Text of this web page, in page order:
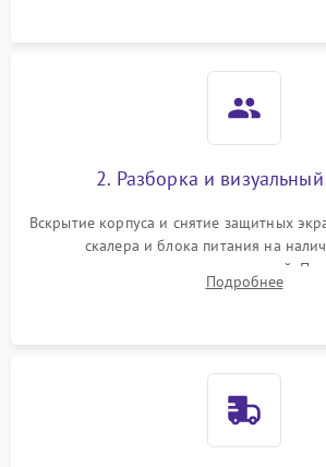
2. Разборка и
Вскрытие корпуса и снятие защитных
скалера и блока питания на
конденсаторов, прогаров, окислений.
контактов и целостности
Подробнее